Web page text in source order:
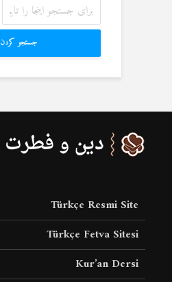
جستجو کردن
Türkçe Resmi Site
Türkçe Fetva Sitesi
Kur’an Dersi